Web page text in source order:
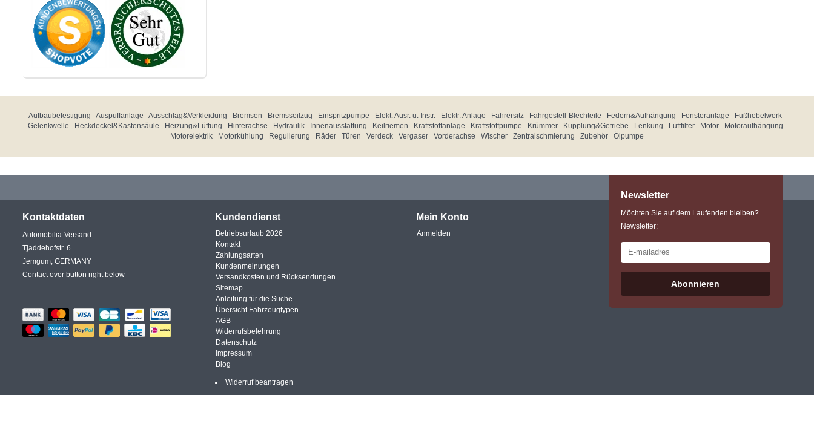
Aufbaubefestigung Auspuffanlage Ausschlag&Verkleidung Bremsen Bremsseilzug Einspritzpumpe Elekt. Ausr. u. Instr. Elektr. Anlage Fahrersitz Fahrgestell-Blechteile Federn&Aufhängung Fensteranlage
Fußhebelwerk
Gelenkwelle
Heckdeckel&Kastensäule Heizung&Lüftung Hinterachse Hydraulik Innenausstattung Keilriemen Kraftstoffanlage Kraftstoffpumpe Krümmer Kupplung&Getriebe Lenkung Luftfilter Motor
Motoraufhängung
Motorelektrik
Motorkühlung Regulierung Räder Türen Verdeck Vergaser Vorderachse Wischer Zentralschmierung Zubehör Ölpumpe
Kontaktdaten
Automobilia-Versand
Tjaddehofstr. 6
Jemgum, GERMANY
Contact over button right below
Kundendienst
Betriebsurlaub 2026
Kontakt
Zahlungsarten
Kundenmeinungen
Versandkosten und Rücksendungen
Sitemap
Anleitung für die Suche
Übersicht Fahrzeugtypen
AGB
Widerrufsbelehrung
Datenschutz
Impressum
Blog
Widerruf beantragen
Mein Konto
Anmelden
Newsletter
Möchten Sie auf dem Laufenden bleiben?
Newsletter:
Abonnieren